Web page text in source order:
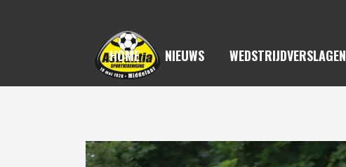
HOME NIEUWS WEDSTRIJDVERSLAGEN